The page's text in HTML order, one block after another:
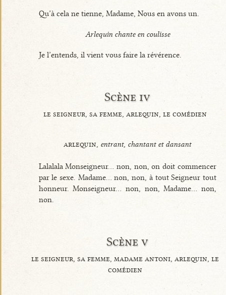
Qu’à cela ne tienne, Madame, Nous en avons un.
Arlequin chante en coulisse
Je l’entends, il vient vous faire la révérence.
Scène iv
le seigneur, sa femme, arlequin, le comédien
arlequin, entrant, chantant et dansant
Lalalala Monseigneur... non, non, on doit commencer
par le sexe. Madame... non, non, à tout Seigneur tout
honneur. Monseigneur... non, non, Madame... non,
non.
Scène v
le seigneur, sa femme, madame antoni, arlequin, le
comédien